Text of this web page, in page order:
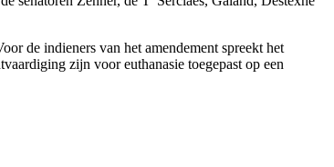
de indieners van het amendement spreekt het
zijn voor euthanasie toegepast op een